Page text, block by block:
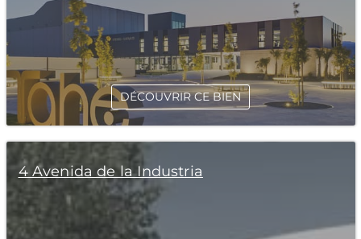
DÉCOUVRIR CE BIEN
4 Avenida de la Industria